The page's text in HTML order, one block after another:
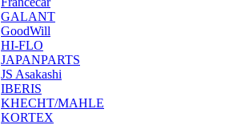
GALANT
GoodWill
HI-FLO
JAPANPARTS
JS Asakashi
IBERIS
KHECHT/MAHLE
KORTEX